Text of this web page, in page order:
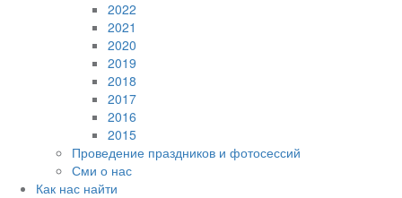
2022
2021
2020
2019
2018
2017
2016
2015
Проведение праздников и фотосессий
Сми о нас
Как нас найти